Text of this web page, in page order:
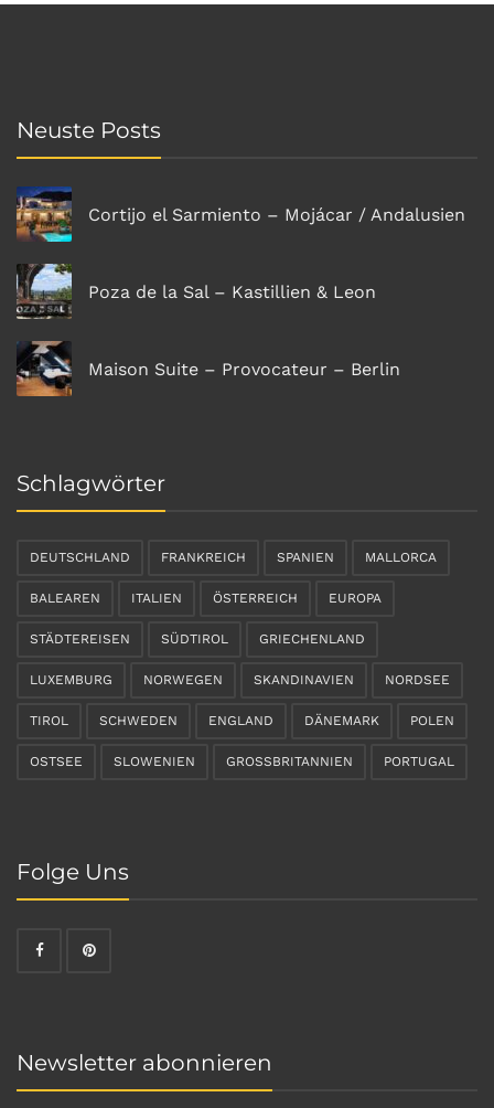
Neuste Posts
Cortijo el Sarmiento – Mojácar / Andalusien
Poza de la Sal – Kastillien & Leon
Maison Suite – Provocateur – Berlin
Schlagwörter
DEUTSCHLAND FRANKREICH SPANIEN MALLORCA
BALEAREN ITALIEN ÖSTERREICH EUROPA
STÄDTEREISEN SÜDTIROL GRIECHENLAND
LUXEMBURG NORWEGEN SKANDINAVIEN NORDSEE
TIROL SCHWEDEN ENGLAND DÄNEMARK POLEN
OSTSEE SLOWENIEN GROSSBRITANNIEN PORTUGAL
Folge Uns
Newsletter abonnieren